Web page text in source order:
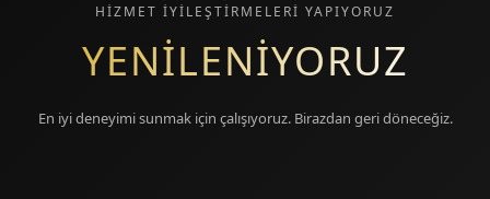
HİZMET İYİLEŞTİRMELERİ YAPIYORUZ
YENİLENİYORUZ
En iyi deneyimi sunmak için çalışıyoruz. Birazdan geri döneceğiz.